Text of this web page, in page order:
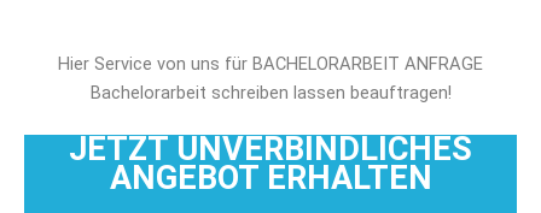
Hier Service von uns für BACHELORARBEIT ANFRAGE
Bachelorarbeit schreiben lassen beauftragen!
JETZT UNVERBINDLICHES
ANGEBOT ERHALTEN